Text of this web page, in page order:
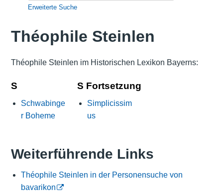
Erweiterte Suche
Théophile Steinlen
Théophile Steinlen im Historischen Lexikon Bayerns:
S
Schwabinge
r Boheme
S Fortsetzung
Simplicissim
us
Weiterführende Links
Théophile Steinlen in der Personensuche von
bavarikon